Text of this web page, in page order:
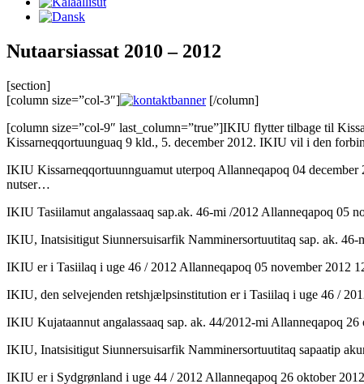
Nutaarsiassat 2010 – 2012
[section]
[column size=”col-3″]
[/column]
[column size=”col-9″ last_column=”true”]IKIU flytter tilbage til
Kissarneqqortuunguaq 9 kld., 5. december 2012. IKIU vil i den
IKIU Kissarneqqortuunnguamut uterpoq Allanneqapoq 04
nutser…
IKIU Tasiilamut angalassaaq sap.ak. 46-mi /2012 Allanneqapoq 05
IKIU, Inatsisitigut Siunnersuisarfik Namminersortuutitaq sap. ak.
IKIU er i Tasiilaq i uge 46 / 2012 Allanneqapoq 05 november 2012
IKIU, den selvejenden retshjælpsinstitution er i Tasiilaq i uge 46 /
IKIU Kujataannut angalassaaq sap. ak. 44/2012-mi Allanneqapoq 26
IKIU, Inatsisitigut Siunnersuisarfik Namminersortuutitaq sapaatip
IKIU er i Sydgrønland i uge 44 / 2012 Allanneqapoq 26 oktober